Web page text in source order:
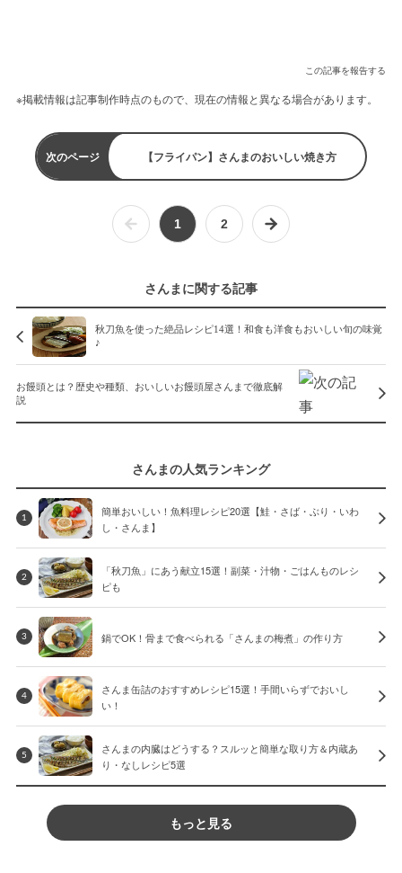
この記事を報告する
※掲載情報は記事制作時点のもので、現在の情報と異なる場合があります。
次のページ 【フライパン】さんまのおいしい焼き方
1 2
さんまに関する記事
秋刀魚を使った絶品レシピ14選！和食も洋食もおいしい旬の味覚
♪
お饅頭とは？歴史や種類、おいしいお饅頭屋さんまで徹底解
説
さんまの人気ランキング
1
簡単おいしい！魚料理レシピ20選【鮭・さば・ぶり・いわ
し・さんま】
2
「秋刀魚」にあう献立15選！副菜・汁物・ごはんものレシ
ピも
3 鍋でOK！骨まで食べられる「さんまの梅煮」の作り方
4
さんま缶詰のおすすめレシピ15選！手間いらずでおいし
い！
5
さんまの内臓はどうする？スルッと簡単な取り方＆内蔵あ
り・なしレシピ5選
もっと見る